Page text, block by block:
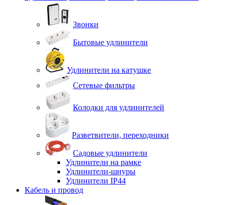
Звонки
Бытовые удлинители
Удлинители на катушке
Сетевые фильтры
Колодки для удлинителей
Разветвители, переходники
Садовые удлинители
Удлинители на рамке
Удлинители-шнуры
Удлинители IP44
Кабель и провод